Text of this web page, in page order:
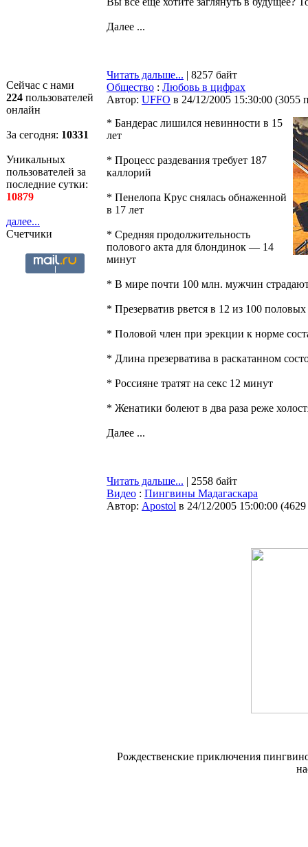
Сейчас с нами
224 пользователей
онлайн
За сегодня: 10331
Уникальных
пользователей за
последние сутки:
10879
далее...
Счетчики
Далее ...
Читать дальше... | 8257 байт
Общество : Любовь в цифрах
Автор: UFFO в 24/12/2005 15:30:00 (3055
* Бандерас лишился невинности в 15
лет
* Процесс раздевания требует 187
каллорий
* Пенелопа Крус снялась обнаженной
в 17 лет
* Средняя продолжительность
полового акта для блондинок — 14
минут
* В мире почти 100 млн. мужчин
* Презерватив рвется в 12 из 100 половых
* Половой член при эрекции к норме
* Длина презерватива в раскатанном
* Россияне тратят на секс 12 минут
* Женатики болеют в два раза реже
Далее ...
Читать дальше... | 2558 байт
Видео : Пингвины Мадагаскара
Автор: Apostol в 24/12/2005 15:00:00 (
Рождественские приключения